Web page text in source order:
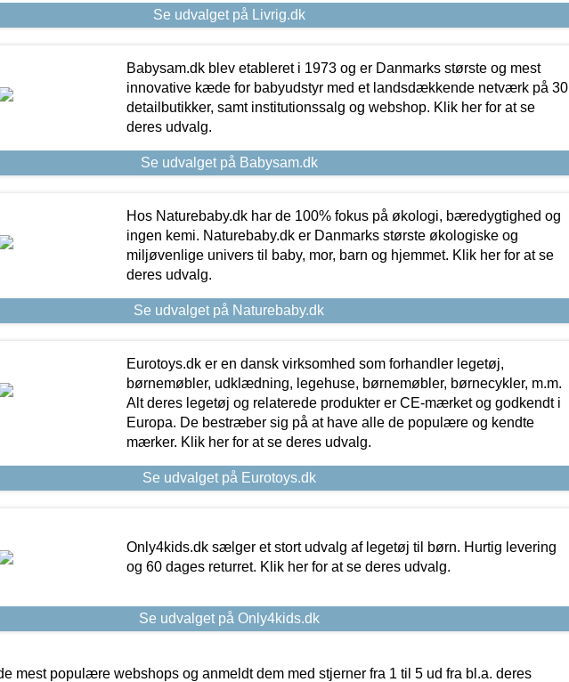
Se udvalget på Livrig.dk
Babysam.dk blev etableret i 1973 og er Danmarks største og mest
innovative kæde for babyudstyr med et landsdækkende netværk på 30
detailbutikker, samt institutionssalg og webshop. Klik her for at se
deres udvalg.
Se udvalget på Babysam.dk
Hos Naturebaby.dk har de 100% fokus på økologi, bæredygtighed og
ingen kemi. Naturebaby.dk er Danmarks største økologiske og
miljøvenlige univers til baby, mor, barn og hjemmet. Klik her for at se
deres udvalg.
Se udvalget på Naturebaby.dk
Eurotoys.dk er en dansk virksomhed som forhandler legetøj,
børnemøbler, udklædning, legehuse, børnemøbler, børnecykler, m.m.
Alt deres legetøj og relaterede produkter er CE-mærket og godkendt i
Europa. De bestræber sig på at have alle de populære og kendte
mærker. Klik her for at se deres udvalg.
Se udvalget på Eurotoys.dk
Only4kids.dk sælger et stort udvalg af legetøj til børn. Hurtig levering
og 60 dages returret. Klik her for at se deres udvalg.
Se udvalget på Only4kids.dk
mest populære webshops og anmeldt dem med stjerner fra 1 til 5 ud fra bl.a. deres